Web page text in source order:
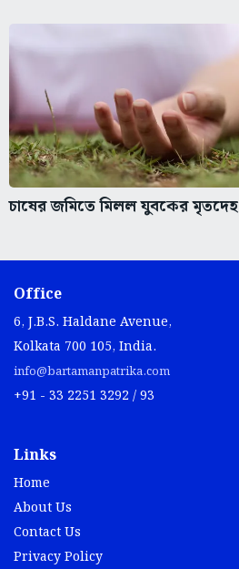
চাষের জমিতে মিলল যুবকের মৃতদেহ
Office
6, J.B.S. Haldane Avenue,
Kolkata 700 105, India.
info@bartamanpatrika.com
+91 - 33 2251 3292 / 93
Links
Home
About Us
Contact Us
Privacy Policy